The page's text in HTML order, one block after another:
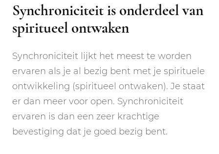
Synchroniciteit is onderdeel van
spiritueel ontwaken
Synchroniciteit lijkt het meest te worden
ervaren als je al bezig bent met je spirituele
ontwikkeling (spiritueel ontwaken). Je staat
er dan meer voor open. Synchroniciteit
ervaren is dan een zeer krachtige
bevestiging dat je goed bezig bent.